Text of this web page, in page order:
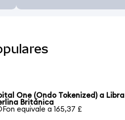
One (Ondo Tokenized) a Libra
Británica
equivale a 165,37 £